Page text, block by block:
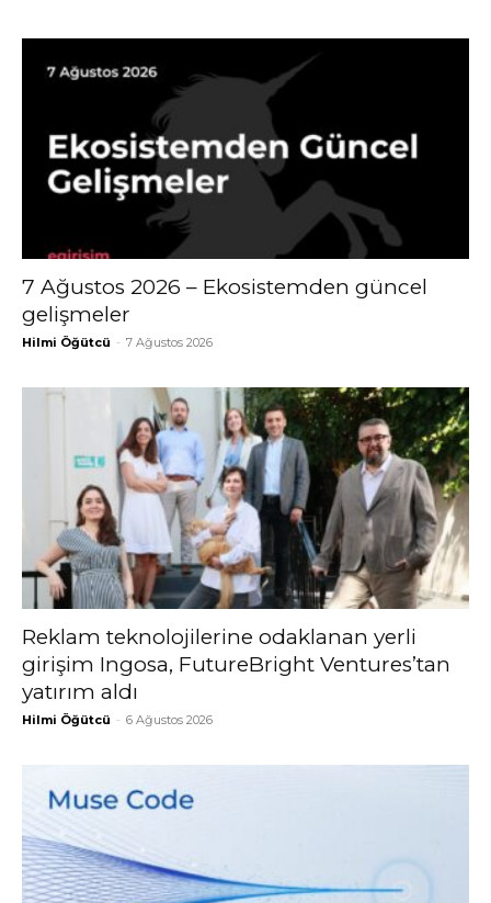
7 Ağustos 2026 – Ekosistemden güncel
gelişmeler
Hilmi Öğütcü - 7 Ağustos 2026
Reklam teknolojilerine odaklanan yerli
girişim Ingosa, FutureBright Ventures’tan
yatırım aldı
Hilmi Öğütcü - 6 Ağustos 2026